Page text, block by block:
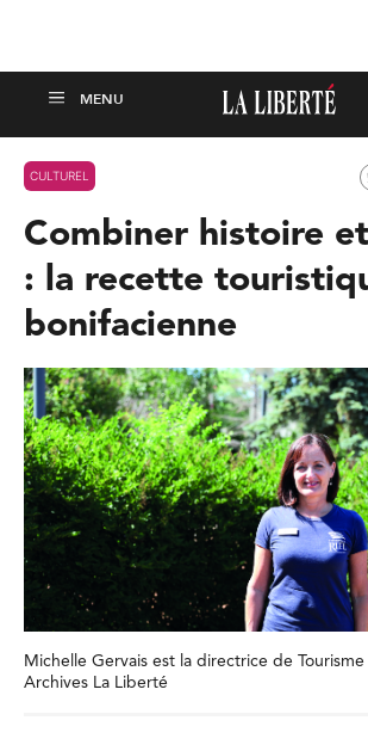
CULTUREL
Combiner histoire
: la recette
bonifacienne
Michelle Gervais est la directrice de
Archives La Liberté